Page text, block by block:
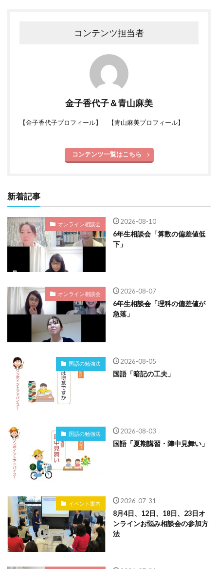
コンテンツ担当者
金子香代子＆青山麻美
【金子香代子プロフィール】 【青山麻美プロフィール】
コンテンツ一覧はこちら
新着記事
オンライン相談会 2026-08-10
6年生相談会「算数の偏差値低
下」
オンライン相談会 2026-08-07
6年生相談会「理科の偏差値が
急落」
国語の勉強法 2026-08-05
国語「暗記の工夫」
国語の勉強法 2026-08-03
国語「夏期講習・陣中見舞い」
イベント案内 2026-07-31
8月4日、12日、18日、23日オ
ンラインお悩み相談会の参加方
法